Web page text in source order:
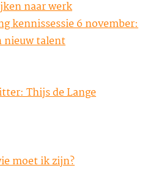
naar werk
kennissessie 6 november:
nieuw talent
Thijs de Lange
moet ik zijn?